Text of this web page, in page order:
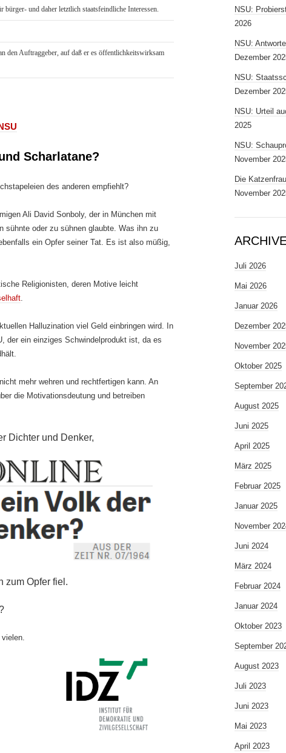
und daher letztlich staatsfeindliche Interessen.
den Auftraggeber, auf daß er es öffentlichkeitswirksam
Scharlatane?
des anderen empfiehlt?
Ali David Sonboly, der in München mit
sühnte oder zu sühnen glaubte. Was ihn zu
ein Opfer seiner Tat. Es ist also müßig,
Religionisten, deren Motive leicht
.
Halluzination viel Geld einbringen wird. In
der ein einziges Schwindelprodukt ist, da es
mehr wehren und rechtfertigen kann. An
die Motivationsdeutung und betreiben
Dichter und Denker,
zum Opfer fiel.
NSU:
2026
NSU:
Dezember
NSU:
Dezember
NSU: Urteil
2025
NSU:
November
Die
November
Juli 2026
Mai 2026
Januar 2026
Dezember
November
Oktober 2025
September
August 2025
Juni 2025
April 2025
März 2025
Februar 2025
Januar 2025
November
Juni 2024
März 2024
Februar 2024
Januar 2024
Oktober 2023
September
August 2023
Juli 2023
Juni 2023
Mai 2023
April 2023